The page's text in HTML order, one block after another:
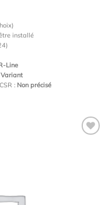
installé
Line
: Non précisé